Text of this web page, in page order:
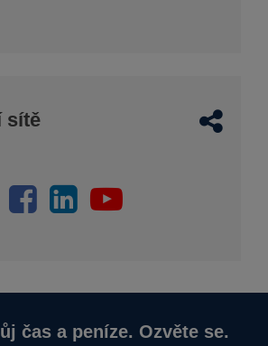
sítě
čas a peníze. Ozvěte se.